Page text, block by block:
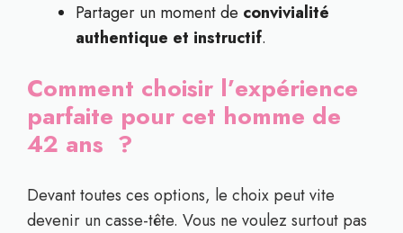
Partager un moment de convivialité
authentique et instructif.
Comment choisir l’expérience
parfaite pour cet homme de
42 ans ?
Devant toutes ces options, le choix peut vite
devenir un casse-tête. Vous ne voulez surtout pas